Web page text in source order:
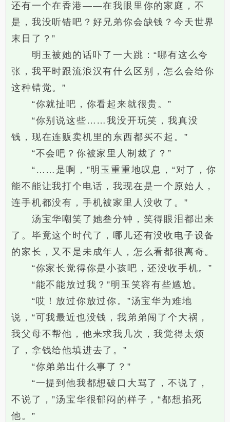
还有一个在香港——在我眼里你的家庭，不
是，我没听错吧？好兄弟你会缺钱？今天世界
末日了？”
明玉被她的话吓了一大跳：“哪有这么夸
张，我平时跟流浪汉有什么区别，怎么会给你
这种错觉。”
“你就扯吧，你看起来就很贵。”
“你别说这些……我没开玩笑，我真没
钱，现在连贩卖机里的东西都买不起。”
“不会吧？你被家里人制裁了？”
“……是啊，”明玉重重地叹息，“对了，你
能不能让我打个电话，我现在是一个原始人，
连手机都没有，手机被家里人没收了。”
汤宝华嘲笑了她叁分钟，笑得眼泪都出来
了。毕竟这个时代了，哪儿还有没收电子设备
的家长，又不是未成年人，怎么看都很离奇。
“你家长觉得你是小孩吧，还没收手机。”
“能不能放过我？”明玉笑容有些尴尬。
“哎！放过你放过你。”汤宝华为难地
说，“可我最近也没钱，我弟弟闯了个大祸，
我父母不帮他，他来求我几次，我觉得太烦
了，拿钱给他填进去了。”
“你弟弟出什么事了？”
“一提到他我都想破口大骂了，不说了，
不说了，”汤宝华很郁闷的样子，“都想掐死
他。”